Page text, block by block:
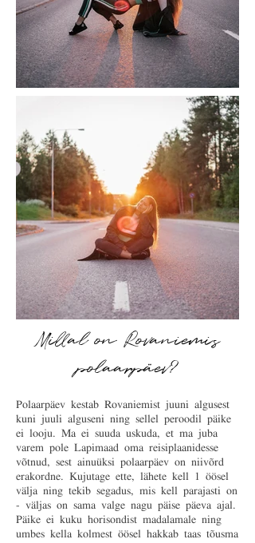
Millal on Rovaniemis
polaarpäev?
Polaarpäev kestab Rovaniemist juuni algusest
kuni juuli alguseni ning sellel peroodil päike
ei looju. Ma ei suuda uskuda, et ma juba
varem pole Lapimaad oma reisiplaanidesse
võtnud, sest ainuüksi polaarpäev on niivõrd
erakordne. Kujutage ette, lähete kell 1 öösel
välja ning tekib segadus, mis kell parajasti on
- väljas on sama valge nagu päise päeva ajal.
Päike ei kuku horisondist madalamale ning
umbes kella kolmest öösel hakkab taas tõusma